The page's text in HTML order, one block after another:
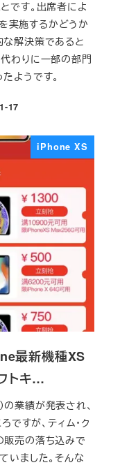
です。出席者によ
実施するかどうか
解決策であると
わりに一部の部門
ようです。
17
iPhone XS
最新機種XS
トキ…
業績が発表され、
すが、ティム・ク
販売の落ち込みで
いました。そんな